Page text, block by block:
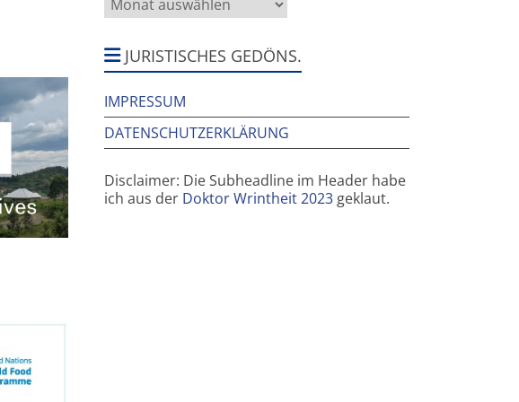
früher
warJURISTISCHES GEDÖNS.
IMPRESSUM
DATENSCHUTZERKLÄRUNG
Disclaimer: Die Subheadline im Header habe
ich aus der Doktor Wrintheit 2023 geklaut.